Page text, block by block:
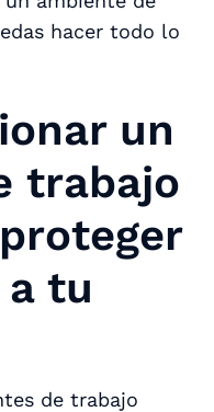
hacer todo lo
un
trabajo
tu
de trabajo